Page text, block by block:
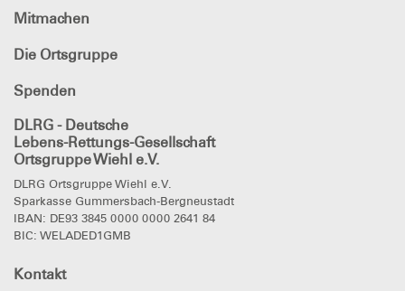
Mitmachen
Die Ortsgruppe
Spenden
DLRG - Deutsche
Lebens-Rettungs-Gesellschaft
Ortsgruppe Wiehl e.V.
DLRG Ortsgruppe Wiehl e.V.
Sparkasse Gummersbach-Bergneustadt
IBAN: DE93 3845 0000 0000 2641 84
BIC: WELADED1GMB
Kontakt